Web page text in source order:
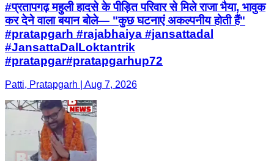
#प्रतापगढ़ महुली हादसे के पीड़ित परिवार से मिले राजा भैया, भावुक
कर देने वाला बयान बोले— "कुछ घटनाएं अकल्पनीय होती हैं"
#pratapgarh #rajabhaiya #jansattadal
#JansattaDalLoktantrik
#pratapgar#pratapgarhup72
Patti, Pratapgarh | Aug 7, 2026